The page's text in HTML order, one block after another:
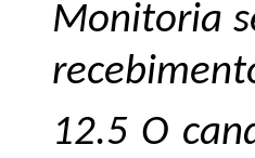
Monitoria
12.5 O